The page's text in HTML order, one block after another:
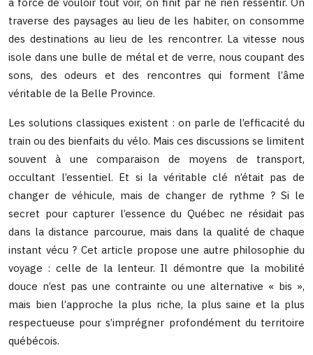
traverse des paysages au lieu de les habiter, on consomme
des destinations au lieu de les rencontrer. La vitesse nous
isole dans une bulle de métal et de verre, nous coupant des
sons, des odeurs et des rencontres qui forment l’âme
véritable de la Belle Province.
Les solutions classiques existent : on parle de l’efficacité du
train ou des bienfaits du vélo. Mais ces discussions se limitent
souvent à une comparaison de moyens de transport,
occultant l’essentiel. Et si la véritable clé n’était pas de
changer de véhicule, mais de changer de rythme ? Si le
secret pour capturer l’essence du Québec ne résidait pas
dans la distance parcourue, mais dans la qualité de chaque
instant vécu ? Cet article propose une autre philosophie du
voyage : celle de la lenteur. Il démontre que la mobilité
douce n’est pas une contrainte ou une alternative « bis »,
mais bien l’approche la plus riche, la plus saine et la plus
respectueuse pour s’imprégner profondément du territoire
québécois.